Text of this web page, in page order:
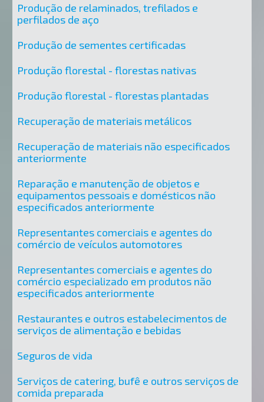
Produção de relaminados, trefilados e
perfilados de aço
Produção de sementes certificadas
Produção florestal - florestas nativas
Produção florestal - florestas plantadas
Recuperação de materiais metálicos
Recuperação de materiais não especificados
anteriormente
Reparação e manutenção de objetos e
equipamentos pessoais e domésticos não
especificados anteriormente
Representantes comerciais e agentes do
comércio de veículos automotores
Representantes comerciais e agentes do
comércio especializado em produtos não
especificados anteriormente
Restaurantes e outros estabelecimentos de
serviços de alimentação e bebidas
Seguros de vida
Serviços de catering, bufê e outros serviços de
comida preparada